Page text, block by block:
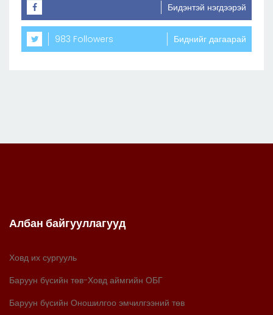
Бидэнтэй нэгдээрэй
983 Followers Биднийг дагаарай
Албан байгууллагууд
Ховд их сургууль
Баруун бүсийн төв-Ховд аймгийн ОБГ
Баруун бүсийн Оношилгоо эмчилгээний төв